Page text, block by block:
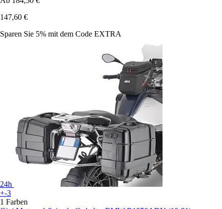
147,60 €
Sparen Sie 5% mit dem Code EXTRA
24h
+-3
1 Farben